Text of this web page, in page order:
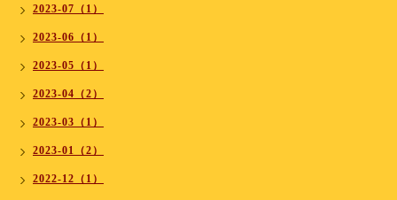
2023-07（1）
2023-06（1）
2023-05（1）
2023-04（2）
2023-03（1）
2023-01（2）
2022-12（1）